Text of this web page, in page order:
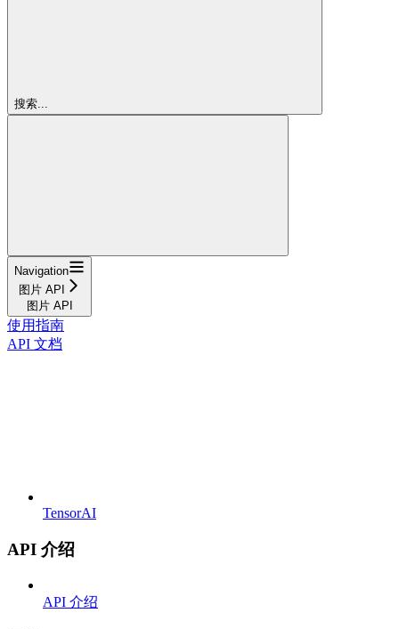
搜索...
Navigation
图片 API
图片 API
使用指南
API 文档
TensorAI
API 介绍
API 介绍